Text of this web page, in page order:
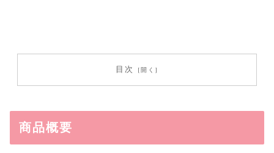
目次
商品概要